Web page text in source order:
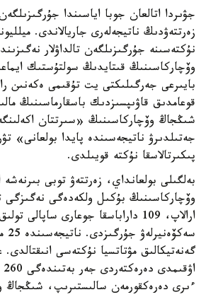
جۋىردا اتالعان جوبا اياسىندا
زەرتتەۋدىڭ ناتيجەلەرى جاريالاندى.
نۇكتەسىنە جۇرگىزىلگەن تالداۋلار
وۆچاركاسىنىڭ قىتايدىڭ سولتۇستىك
بايىرعى جەرگىلىكتى يت تۇقىمى
قوعامدىق قاۋىپسىزدىك باسقارماسىنىڭ
شىڭجاڭ وۆچاركاسىنىڭ «سىرتتان
جەتىلدىرۋ ناتيجەسىندە پايدا بولعانى»
پىكىرتالاسقا نۇكتە قويىلدى.
بەلگىلى بولعانداي، زەرتتەۋ توبى
وۆچاركاسىنىڭ بۇكىل ولكەدەگى نەگىزگى
ارالاپ، 109 داراباسقا جوعارى ساپالى
گەنەتيكالىق مۋتاتسيا نۇكتەسى انىقتالدى.
ءىرى دەرەكقورمەن سالىستىرىپ، شىڭجاڭ